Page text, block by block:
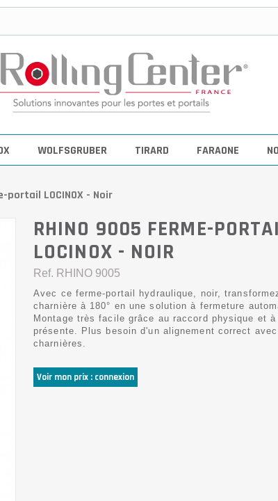
WOLFSGRUBER TIRARD FARAONE
portail LOCINOX - Noir
RHINO 9005 FERME-
LOCINOX - NOIR
Ref. RHINO 9005
Avec ce ferme-portail hydraulique, noir,
charnière à 180° en une solution à fermeture
Montage très facile grâce au raccord physique et
présente. Plus besoin d'un alignement correct
charnières.
Voir mon prix : connexion